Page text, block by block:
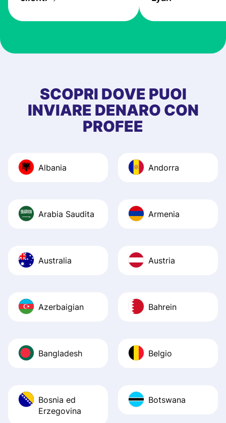
the exchange
at Profee is very
first started
app, and they
quick to provide
Recommend it!
SCOPRI DOVE PUOI
INVIARE DENARO CON
PROFEE
Albania Andorra
Arabia Saudita Armenia
Australia Austria
Azerbaigian Bahrein
Bangladesh Belgio
Bosnia ed
Erzegovina
Botswana